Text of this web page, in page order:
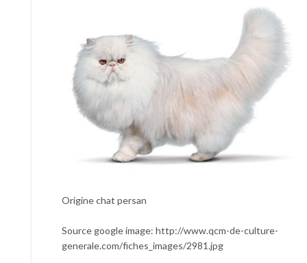
Origine chat persan
Source google image: http://www.qcm-de-culture-
generale.com/fiches_images/2981.jpg